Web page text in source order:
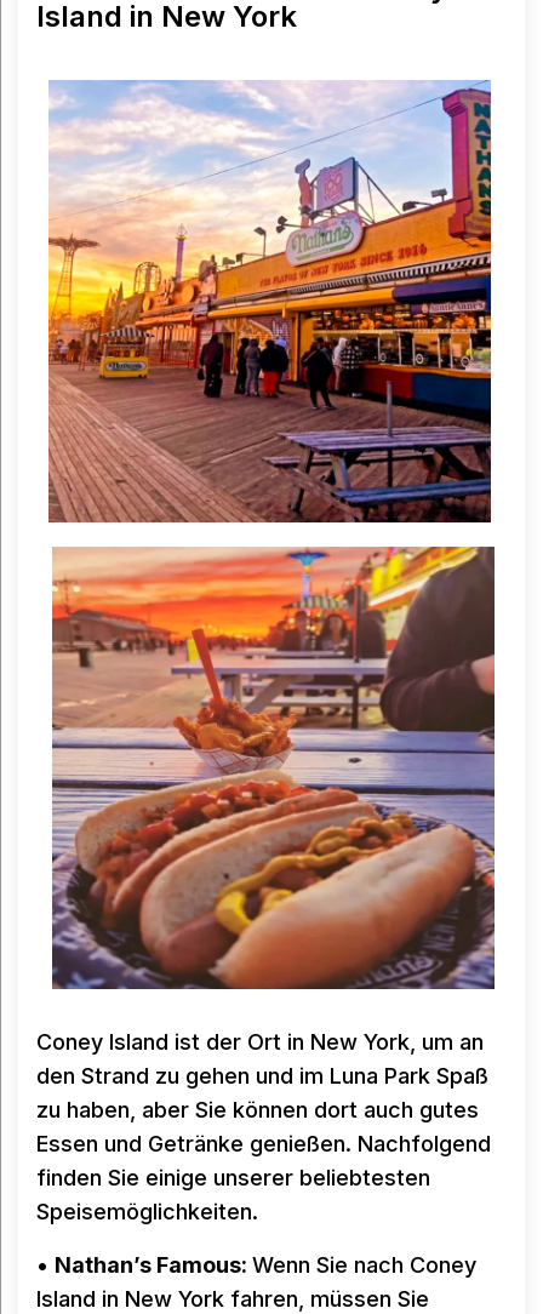
Island in New York
Coney Island ist der Ort in New York, um an
den Strand zu gehen und im Luna Park Spaß
zu haben, aber Sie können dort auch gutes
Essen und Getränke genießen. Nachfolgend
finden Sie einige unserer beliebtesten
Speisemöglichkeiten.
• Nathan’s Famous: Wenn Sie nach Coney
Island in New York fahren, müssen Sie